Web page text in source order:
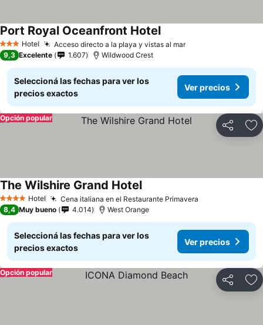
3 Estrellas
Hotel Acceso directo a la playa y vistas al mar
Port Royal Oceanfront Hotel
9,3 Excelente 1.607 Wildwood Crest
Seleccioná las fechas para ver los
precios exactos
Ver precios
Compartir
Opción popular
4 EstrellasHotel Cena italiana en el Restaurante Primavera
The Wilshire Grand Hotel
8,4 Muy bueno 4.014 West Orange
Seleccioná las fechas para ver los
precios exactos
Ver precios
Compartir
Opción popular